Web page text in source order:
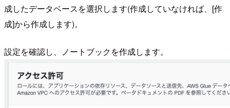
成したデータベースを選択します(作成していなければ、[作
成]から作成します)。
設定を確認し、ノートブックを作成します。